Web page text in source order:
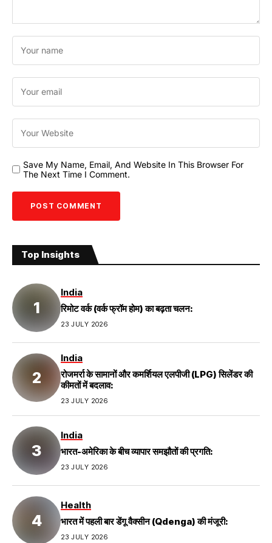
Save My Name, Email, And Website In This Browser For
The Next Time I Comment.
Top Insights
India
रिमोट वर्क (वर्क फ्रॉम होम) का बढ़ता चलन:
23 JULY 2026
India
रोजमर्रा के सामानों और कमर्शियल एलपीजी (LPG) सिलेंडर की
कीमतों में बदलाव:
23 JULY 2026
India
भारत-अमेरिका के बीच व्यापार समझौतों की प्रगति:
23 JULY 2026
Health
भारत में पहली बार डेंगू वैक्सीन (Qdenga) की मंजूरी:
23 JULY 2026